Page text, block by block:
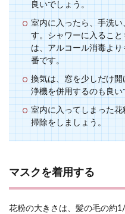
良いでしょう。
室内に入ったら、手洗
す。シャワーに入るこ
は、アルコール消毒よ
番です。
換気は、窓を少しだけ
浄機を併用するのも良い
室内に入ってしまった
掃除をしましょう。
マスクを着用する
花粉の大きさは、髪の毛の約